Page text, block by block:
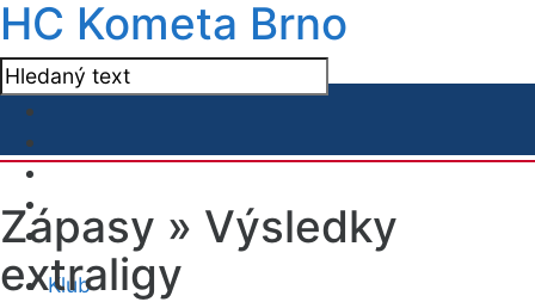
HC Kometa Brno
Klub
Zápasy » Výsledky
extraligy